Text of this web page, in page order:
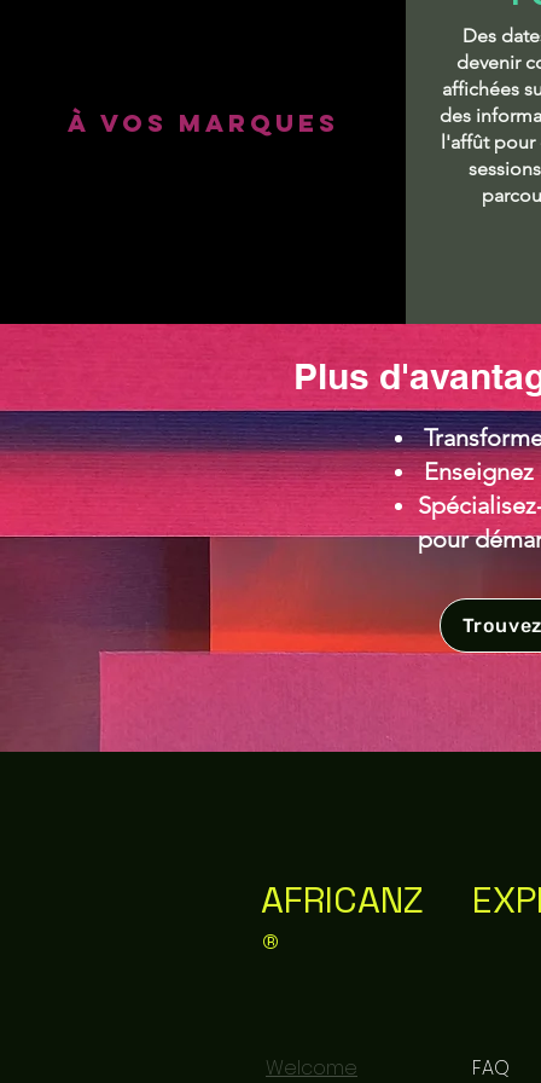
à VOS MARQUES
Des
devenir
affichées
des
l'affût pour
Plus
Enseignez
pour
AFRICANZ
®
Welcome FAQ